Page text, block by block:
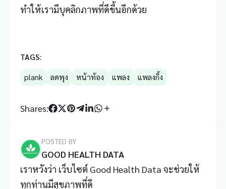
ทำให้เรามีบุคลิกภาพที่ดีขึ้นอีกด้วย
TAGS:
plank
ลดพุง หน้าท้อง แพลง แพลงกิ้ง
Shares:
POSTED BY
GOOD HEALTH DATA
เราหวังว่า เว็บไซต์ Good Health Data จะช่วยให้
ทุกท่านมีสุขภาพที่ดี